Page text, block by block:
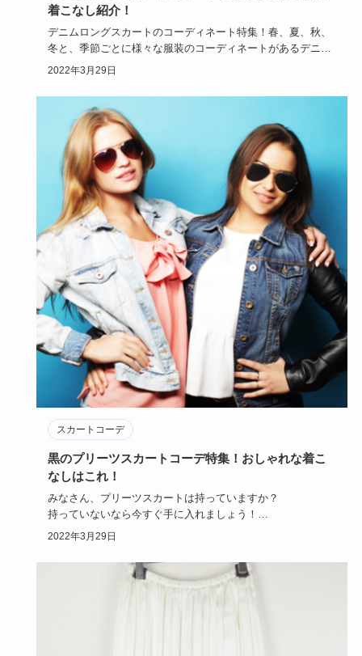
着こなし紹介！
デニムロングスカートのコーディネート特集！春、夏、秋、
冬と、季節ごとに様々な服装のコーディネートがあるデニム
ロングスカート…
2022年3月29日
スカートコーデ
黒のプリーツスカートコーデ特集！おしゃれな着こ
なしはこれ！
みなさん、プリーツスカートは持っていますか？
持っていないなら今すぐ手に入れましょう！
プリーツスカートのコーディネー…
2022年3月29日